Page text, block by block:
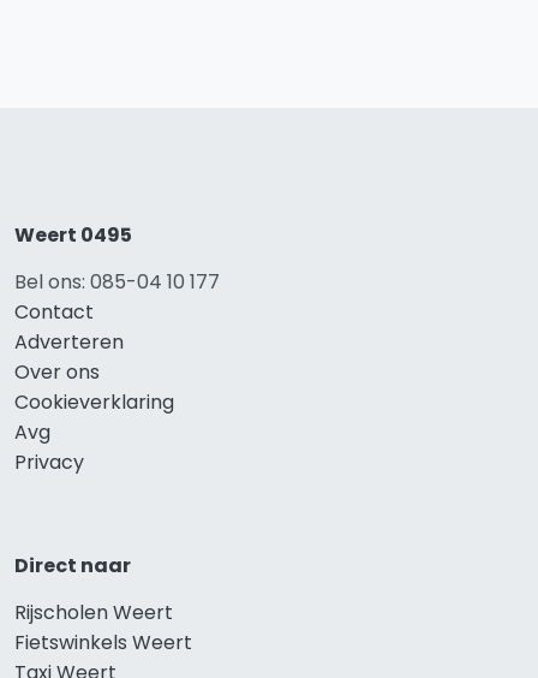
Weert 0495
Bel ons: 085-04 10 177
Contact
Adverteren
Over ons
Cookieverklaring
Avg
Privacy
Direct naar
Rijscholen Weert
Fietswinkels Weert